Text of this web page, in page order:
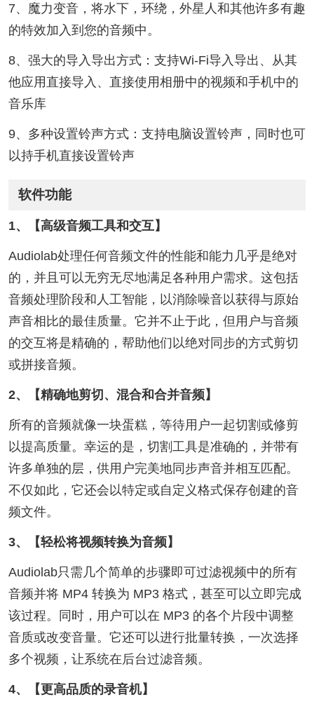
7、魔力变音，将水下，环绕，外星人和其他许多有趣
的特效加入到您的音频中。
8、强大的导入导出方式：支持Wi-Fi导入导出、从其
他应用直接导入、直接使用相册中的视频和手机中的
音乐库
9、多种设置铃声方式：支持电脑设置铃声，同时也可
以持手机直接设置铃声
软件功能
1、【高级音频工具和交互】
Audiolab处理任何音频文件的性能和能力几乎是绝对
的，并且可以无穷无尽地满足各种用户需求。这包括
音频处理阶段和人工智能，以消除噪音以获得与原始
声音相比的最佳质量。它并不止于此，但用户与音频
的交互将是精确的，帮助他们以绝对同步的方式剪切
或拼接音频。
2、【精确地剪切、混合和合并音频】
所有的音频就像一块蛋糕，等待用户一起切割或修剪
以提高质量。幸运的是，切割工具是准确的，并带有
许多单独的层，供用户完美地同步声音并相互匹配。
不仅如此，它还会以特定或自定义格式保存创建的音
频文件。
3、【轻松将视频转换为音频】
Audiolab只需几个简单的步骤即可过滤视频中的所有
音频并将 MP4 转换为 MP3 格式，甚至可以立即完成
该过程。同时，用户可以在 MP3 的各个片段中调整
音质或改变音量。它还可以进行批量转换，一次选择
多个视频，让系统在后台过滤音频。
4、【更高品质的录音机】